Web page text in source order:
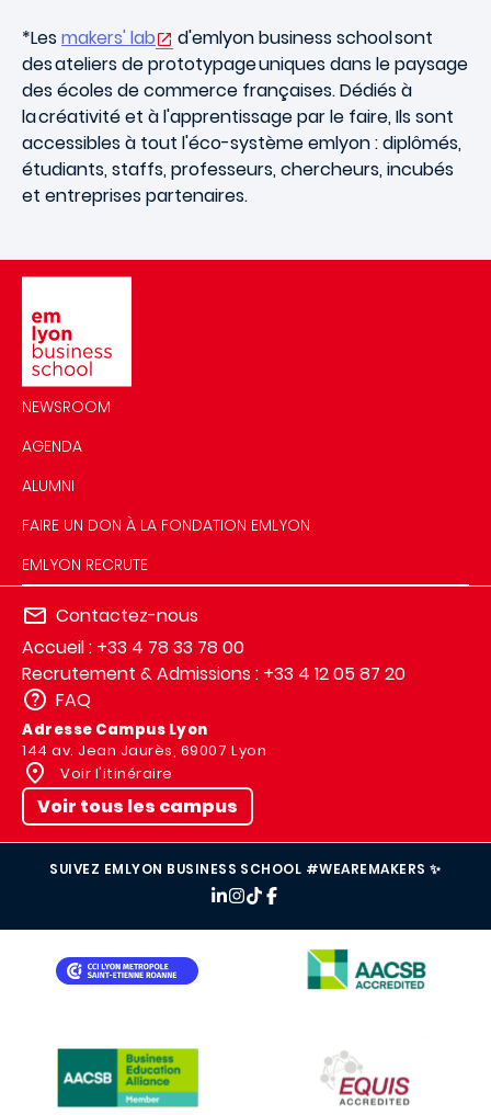
*Lesmakers' lab
d'emlyon business school sont
des ateliers de prototypage uniques dans le paysage
des écoles de commerce françaises. Dédiés à
la créativité et à l'apprentissage par le faire, Ils sont
accessibles à tout l'éco-système emlyon : diplômés,
étudiants, staffs, professeurs, chercheurs, incubés
et entreprises partenaires.
NEWSROOM
AGENDA
ALUMNI
FAIRE UN DON À LA FONDATION EMLYON
EMLYON RECRUTE
Contactez-nous
Accueil : +33 4 78 33 78 00
Recrutement & Admissions : +33 4 12 05 87 20
FAQ
Adresse Campus Lyon
144 av. Jean Jaurès, 69007 Lyon
Voir l'itinéraire
Voir tous les campus
SUIVEZ EMLYON BUSINESS SCHOOL #WEAREMAKERS ✨
IMAGE